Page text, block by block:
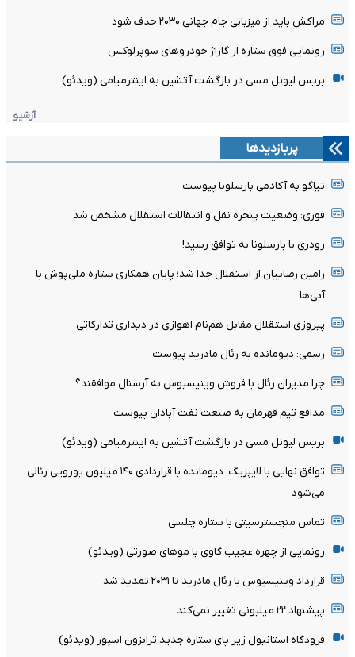
مراکش باید از میزبانی جام جهانی ۲۰۳۰ حذف شود
رونمایی فوق ستاره از گاراژ خودروهای سوپرلوکس
بریس لیونل مسی در بازگشت آتشین به اینترمیامی (ویدئو)
آرشیو
پربازدیدها
تیاگو به آکادمی بارسلونا پیوست
فوری: وضعیت پنجره نقل و انتقالات استقلال مشخص شد
رودری با بارسلونا به توافق رسید!
رامین رضاییان از استقلال جدا شد؛ پایان همکاری ستاره ملی‌پوش با
آبی‌ها
پیروزی استقلال مقابل هم‌نام اهوازی در دیداری تدارکاتی
رسمی: دیومانده به رئال مادرید پیوست
چرا مدیران رئال با فروش وینیسیوس به آرسنال موافقند؟
مدافع تیم قهرمان به صنعت نفت آبادان پیوست
بریس لیونل مسی در بازگشت آتشین به اینترمیامی (ویدئو)
توافق نهایی با لایپزیگ: دیومانده با قراردادی ۱۴۰ میلیون یورویی رئالی
می‌شود
تماس منچسترسیتی با ستاره چلسی
رونمایی از چهره عجیب گاوی با موهای صورتی (ویدئو)
قرارداد وینیسیوس با رئال مادرید تا ۲۰۳۱ تمدید شد
پیشنهاد ۲۲ میلیونی تغییر نمی‌کند
فرودگاه استانبول زیر پای ستاره جدید ترابزون اسپور (ویدئو)